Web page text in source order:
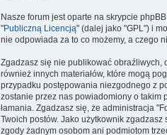
Nasze forum jest oparte na skrypcie
"Publiczną Licencją" (dalej jako "GPL") i
nie odpowiada za to co możemy, a czego
Zgadzasz się nie publikować obraźliwych,
również innych materiałów, które mogą
przypadku postępowania niezgodnego z
zostanie przez nas powiadomiony o takim
łamania. Zgadzasz się, że administracja
Twoich postów. Jako użytkownik
zgody żadnym osobom ani podmiotom